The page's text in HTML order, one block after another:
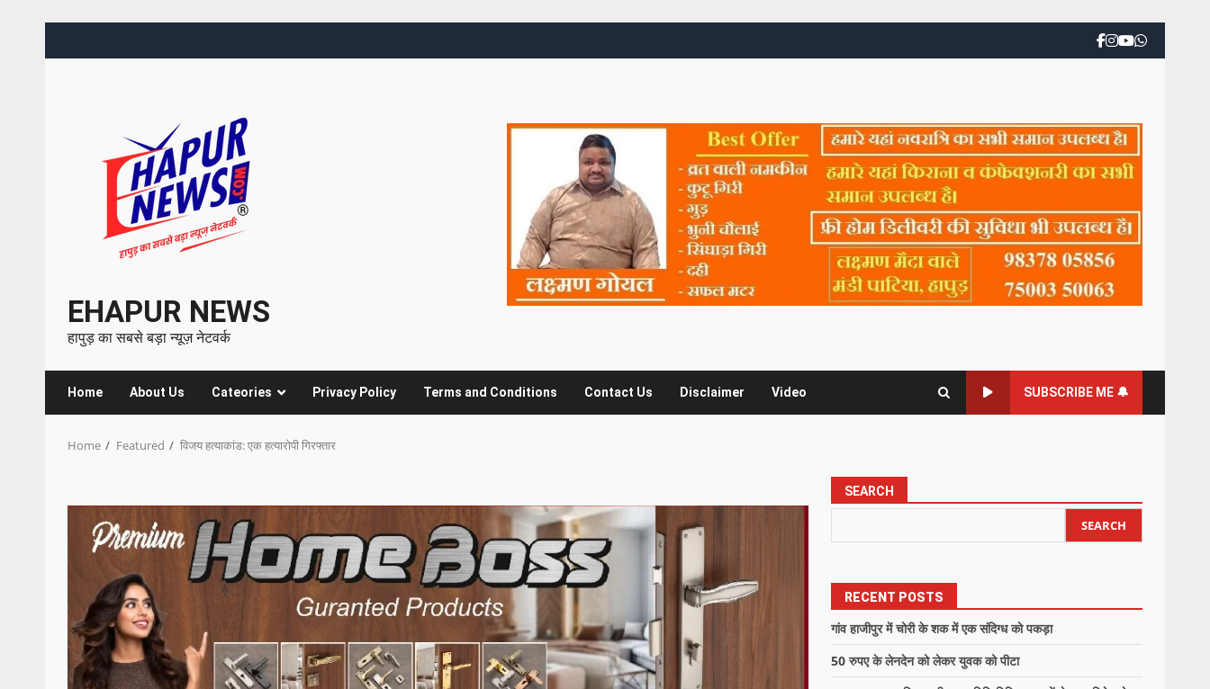
EHAPUR NEWS
हापुड़ का सबसे बड़ा न्यूज़ नेटवर्क
Home About Us Cateories Privacy Policy Terms and Conditions Contact Us Disclaimer Video SUBSCRIBE ME 🔔
Home Featured विजय हत्याकांड: एक हत्यारोपी गिरफ्तार
SEARCH
SEARCH
RECENT POSTS
गांव हाजीपुर में चोरी के शक में एक संदिग्ध को पकड़ा
50 रुपए के लेनदेन को लेकर युवक को पीटा